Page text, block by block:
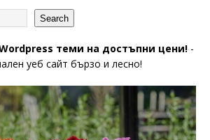
Search
теми на достъпни цени! -
уеб сайт бързо и лесно!